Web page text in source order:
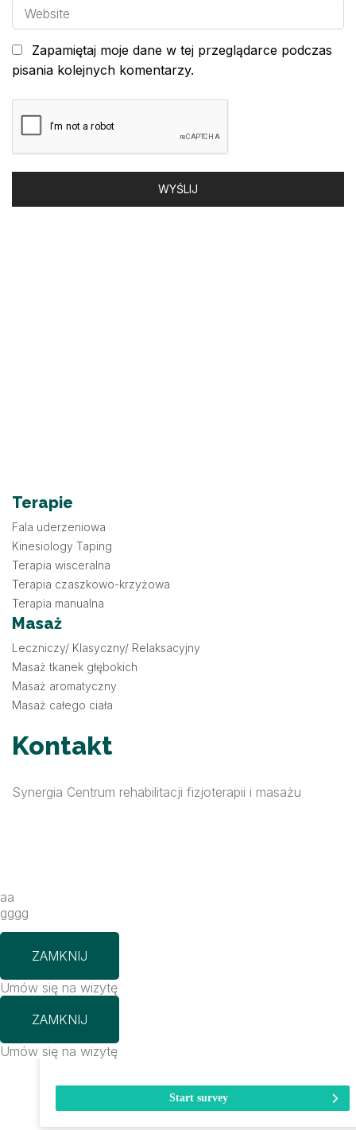
Zapamiętaj moje dane w tej przeglądarce podczas
pisania kolejnych komentarzy.
Terapie
Fala uderzeniowa
Kinesiology Taping
Terapia wisceralna
Terapia czaszkowo-krzyżowa
Terapia manualna
Masaż
Leczniczy/ Klasyczny/ Relaksacyjny
Masaż tkanek głębokich
Masaż aromatyczny
Masaż całego ciała
Kontakt
Synergia Centrum rehabilitacji fizjoterapii i masażu
aa
gggg
ZAMKNIJ
Umów się na wizytę
ZAMKNIJ
Umów się na wizytę